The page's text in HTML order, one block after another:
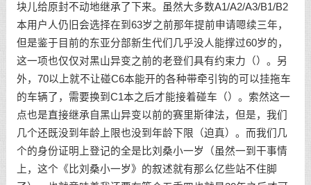
块儿给原封不动地继承了下来。虽然大多数A1/A2/A3/B1/B2
本用户人仍旧会选择在到63岁之前那年提前申请嗯续三年，
但是鉴于目前的东亚分部新生代们几乎没人能撑过60岁的，
这一项也仅仅对黑山异变之前的老登们具有约束力（）。另
外，70以上就不让碰C6本能开的各种带牵引钩的可以挂拖车
的车辆了，需要换到C1本之后才能接着碰车（）。索然这一
点也是直接继承自黑山异变以前的赛里斯律法，但是，我们
几个还既没到年龄上限也没到年龄下限（迫真）。而我们几
个的身份证明上登记的全是比刘桑小一岁（虽然一到干事情
上，这个《比刘桑小一岁》的叙述就有那么亿些站不住脚